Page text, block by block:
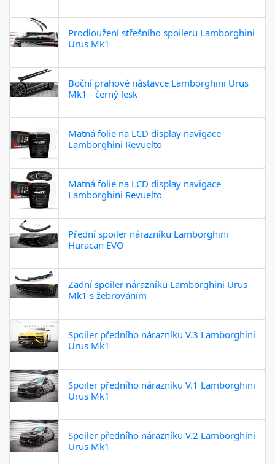
Prodloužení střešního spoileru Lamborghini
Urus Mk1
Boční prahové nástavce Lamborghini Urus
Mk1 - černý lesk
Matná folie na LCD display navigace
Lamborghini Revuelto
Matná folie na LCD display navigace
Lamborghini Revuelto
Přední spoiler nárazníku Lamborghini
Huracan EVO
Zadní spoiler nárazníku Lamborghini Urus
Mk1 s žebrováním
Spoiler předního nárazníku V.3 Lamborghini
Urus Mk1
Spoiler předního nárazníku V.1 Lamborghini
Urus Mk1
Spoiler předního nárazníku V.2 Lamborghini
Urus Mk1